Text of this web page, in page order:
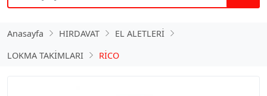
Anasayfa HIRDAVAT
EL ALETLERİ
LOKMA TAKİMLARI
RİCO